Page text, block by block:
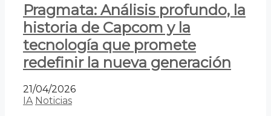
Pragmata: Análisis profundo, la
historia de Capcom y la
tecnología que promete
redefinir la nueva generación
21/04/2026
IA Noticias